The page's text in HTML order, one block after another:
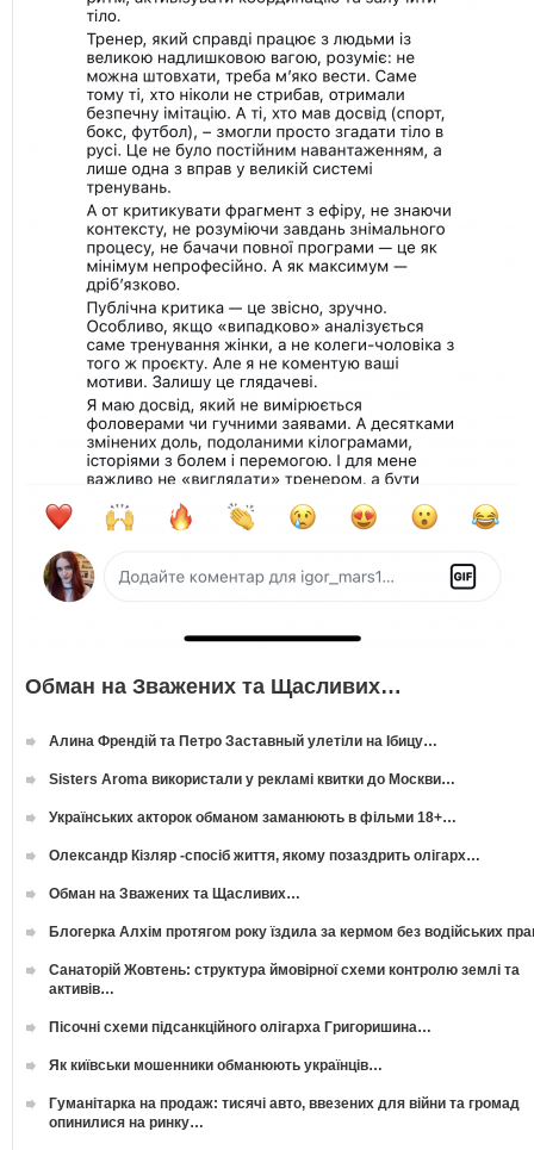
Обман на Зважених та Щасливих…
Алина Френдій та Петро Заставный улетіли на Ібицу…
Sisters Aroma використали у рекламі квитки до Москви…
Українських акторок обманом заманюють в фільми 18+…
Олександр Кізляр -спосіб життя, якому позаздрить олігарх…
Обман на Зважених та Щасливих…
Блогерка Алхім протягом року їздила за кермом без водійських
Санаторій Жовтень: структура ймовірної схеми контролю землі та
активів…
Пісочні схеми підсанкційного олігарха Григоришина…
Як київськи мошенники обманюють українців…
Гуманітарка на продаж: тисячі авто, ввезених для війни та громад
опинилися на ринку…